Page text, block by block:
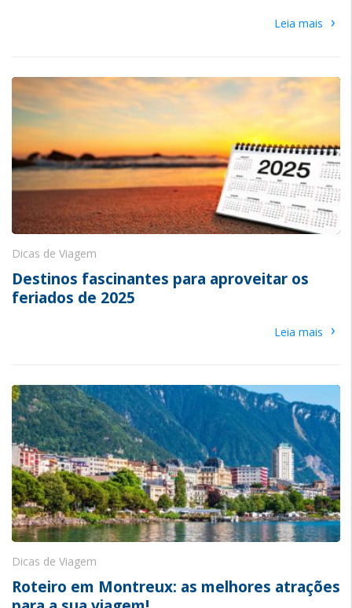
Leia mais ›
Dicas de Viagem
Destinos fascinantes para aproveitar os
feriados de 2025
Leia mais ›
Dicas de Viagem
Roteiro em Montreux: as melhores atrações